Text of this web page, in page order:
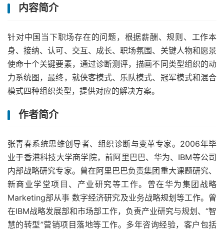
内容简介
针对中国当下职场存在的问题，根据薪酬、规则、工作本
身、接纳、认可、交互、成长、职场氛围、关键人物和愿景
使命十个关键要素，通过诊断测评，描画不同类型组织的动
力系统图，最终，就侠客模式、乐队模式、冠军模式和混合
模式四种组织类型，提供对应的解决方案。
作者简介
张青春系统思维创导者、组织诊断与变革专家。2006年毕
业于香港科技大学商学院，前阿里巴巴、华为、IBM等公司
内部战略研究专家。曾在阿里巴巴负责集团重大课题研究、
新商业学堂项目、产业研究等工作。曾在华为集团战略
Marketing部从事 数字经济研究及业务战略规划等工作。曾
在IBM战略发展部和市场部工作，负责产业研究与规划、“智
慧的转型”营销项目落地等工作。多年咨询经验，客户包括